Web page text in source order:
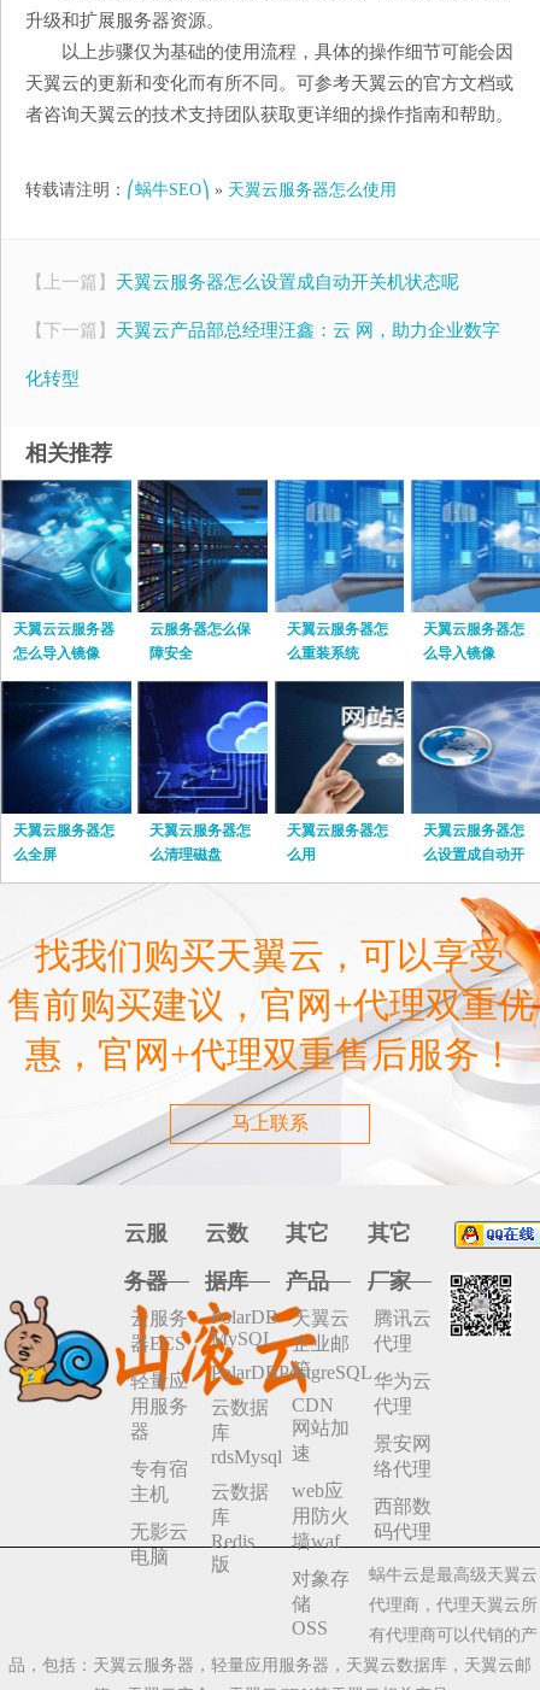
升级和扩展服务器资源。
以上步骤仅为基础的使用流程，具体的操作细节可能会因
天翼云的更新和变化而有所不同。可参考天翼云的官方文档或
者咨询天翼云的技术支持团队获取更详细的操作指南和帮助。
转载请注明： ⎛蜗牛SEO⎞ » 天翼云服务器怎么使用
【上一篇】 天翼云服务器怎么设置成自动开关机状态呢
【下一篇】 天翼云产品部总经理汪鑫：云 网，助力企业数字
化转型
相关推荐
天翼云云服务器
怎么导入镜像
云服务器怎么保
障安全
天翼云服务器怎
么重装系统
天翼云服务器怎
么导入镜像
天翼云服务器怎
么全屏
天翼云服务器怎
么清理磁盘
天翼云服务器怎
么用
天翼云服务器怎
么设置成自动开
关机
找我们购买天翼云，可以享受
售前购买建议，官网+代理双重优
惠，官网+代理双重售后服务！
马上联系
云服
务器
云服务
器ECS
轻量应
用服务
器
专有宿
主机
无影云
电脑
云数
据库
PolarDB
MySQL
PolarDBPostgreSQL
云数据
库
rdsMysql
云数据
库
Redis
版
其它
产品
天翼云
企业邮
箱
CDN
网站加
速
web应
用防火
墙waf
对象存
储
OSS
其它
厂家
腾讯云
代理
华为云
代理
景安网
络代理
西部数
码代理
蜗牛云是最高级天翼云
代理商，代理天翼云所
有代理商可以代销的产
品，包括：天翼云服务器，轻量应用服务器，天翼云数据库，天翼云邮